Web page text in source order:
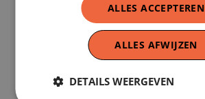
Belangrijk
Wat bieden wij?
thema’s van de erfgoedkoffer.
ALLES ACCEPTEREN
ALLES AFWIJZEN
DETAILS WEERGEVEN